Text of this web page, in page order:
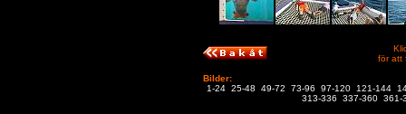
för att
Bilder:
1-24 25-48 49-72 73-96 97-120 121-144
313-336
337-360 361-